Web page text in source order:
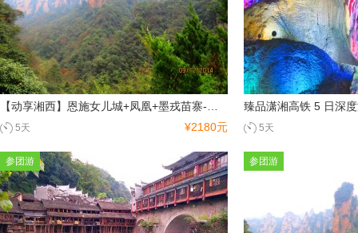
¥2180元
5天 5天
参团游 参团游